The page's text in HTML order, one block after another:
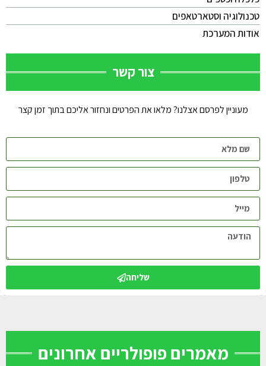
טכנולוגיה וסטארטאפים
אודות המערכת
צור קשר
מעוניין לפרסם אצלנו? מלאו את הפרטים ונחזור אליכם בתוך זמן קצר
שליחה
מאמרים פופולריים אחרונים